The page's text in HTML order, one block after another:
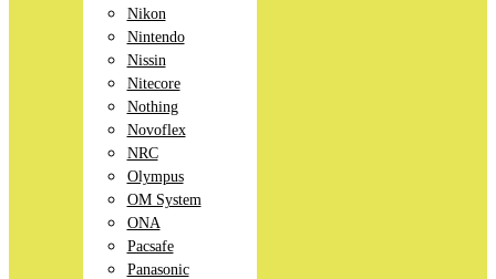
Nikon
Nintendo
Nissin
Nitecore
Nothing
Novoflex
NRC
Olympus
OM System
ONA
Pacsafe
Panasonic